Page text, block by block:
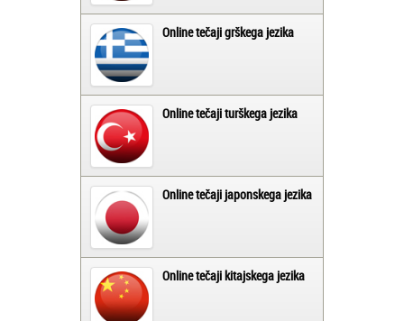
Online tečaji grškega jezika
Online tečaji turškega jezika
Online tečaji japonskega jezika
Online tečaji kitajskega jezika